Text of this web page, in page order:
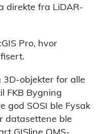
direkte fra LiDAR-
Pro, hvor
objekter for alle
FKB Bygning
god SOSI ble Fysak
datasettene ble
GISline QMS-